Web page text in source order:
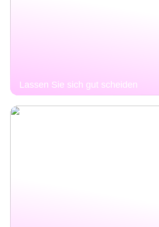
Lassen Sie sich gut scheiden